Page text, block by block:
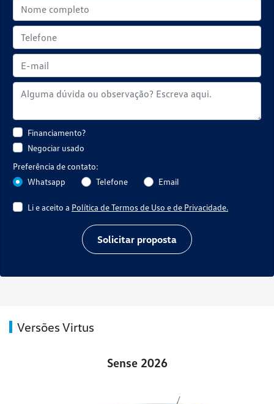
Financiamento?
Negociar usado
Preferência de contato:
Whatsapp
Telefone Email
Li e aceito a Política de Termos de Uso e de Privacidade.
Solicitar proposta
Versões Virtus
Sense 2026